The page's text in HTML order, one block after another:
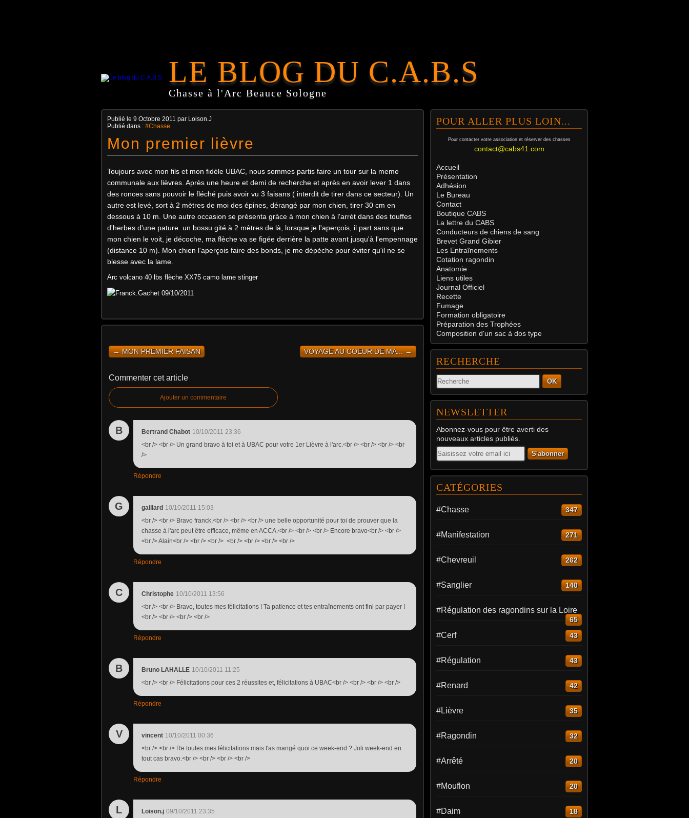
LE BLOG DU C.A.B.S
Chasse à l'Arc Beauce Sologne
Publié le 9 Octobre 2011 par Loison.J
Publié dans : #Chasse
Mon premier lièvre
Toujours avec mon fils et mon fidèle UBAC, nous sommes partis faire un tour sur la meme
communale aux lièvres. Après une heure et demi de recherche et après en avoir lever 1 dans
des ronces sans pouvoir le fléché puis avoir vu 3 faisans ( interdit de tirer dans ce secteur). Un
autre est levé, sort à 2 mètres de moi des épines, dérangé par mon chien, tirer 30 cm en
dessous à 10 m. Une autre occasion se présenta gràce à mon chien à l'arrèt dans des touffes
d'herbes d'une pature. un bossu gité à 2 mètres de là, lorsque je l'aperçois, il part sans que
mon chien le voit, je décoche, ma flèche va se figée derrière la patte avant jusqu'à l'empennage
(distance 10 m). Mon chien l'aperçois faire des bonds, je me dépèche pour éviter qu'il ne se
blesse avec la lame.
Arc volcano 40 lbs flèche XX75 camo lame stinger
← MON PREMIER FAISAN VOYAGE AU COEUR DE MA... →
Commenter cet article
Ajouter un commentaire
B Bertrand Chabot 10/10/2011 23:36
<br /> <br /> Un grand bravo à toi et à UBAC pour votre 1er Lièvre à l'arc.<br /> <br /> <br /> <br
/>
Répondre
G gaillard 10/10/2011 15:03
<br /> <br /> Bravo franck,<br /> <br /> <br /> une belle opportunité pour toi de prouver que la
chasse à l'arc peut être efficace, même en ACCA.<br /> <br /> <br /> Encore bravo<br /> <br />
<br /> Alain<br /> <br /> <br /> <br /> <br /> <br /> <br />
Répondre
C Christophe 10/10/2011 13:56
<br /> <br /> Bravo, toutes mes félicitations ! Ta patience et tes entraînements ont fini par payer !
<br /> <br /> <br /> <br />
Répondre
B Bruno LAHALLE 10/10/2011 11:25
<br /> <br /> Félicitations pour ces 2 réussites et, félicitations à UBAC<br /> <br /> <br /> <br />
Répondre
V vincent 10/10/2011 00:36
<br /> <br /> Re toutes mes félicitations mais t'as mangé quoi ce week-end ? Joli week-end en
tout cas bravo.<br /> <br /> <br /> <br />
Répondre
L Loison.j 09/10/2011 23:35
POUR ALLER PLUS LOIN...
Pour contacter votre association et réserver des chasses
contact@cabs41.com
Accueil
Présentation
Adhésion
Le Bureau
Contact
Boutique CABS
La lettre du CABS
Conducteurs de chiens de sang
Brevet Grand Gibier
Les Entraînements
Cotation ragondin
Anatomie
Liens utiles
Journal Officiel
Recette
Fumage
Formation obligatoire
Préparation des Trophées
Composition d'un sac à dos type
RECHERCHE
OK
NEWSLETTER
Abonnez-vous pour être averti des
nouveaux articles publiés.
Email
CATÉGORIES
#Chasse 347
#Manifestation 271
#Chevreuil 262
#Sanglier 140
#Régulation des ragondins sur la Loire
65
#Cerf 43
#Régulation 43
#Renard 42
#Lièvre 35
#Ragondin 32
#Arrêté 20
#Mouflon 20
#Daim 18